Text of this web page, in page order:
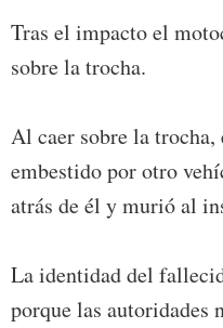
Tras el impacto el
sobre la trocha.
Al caer sobre la
embestido por otro
atrás de él y murió al
La identidad del
porque las autoridades